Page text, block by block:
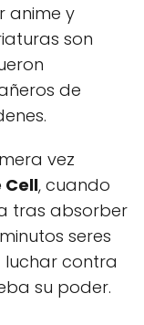
anime y
son
de
vez
Cell, cuando
tras absorber
seres
contra
su poder.